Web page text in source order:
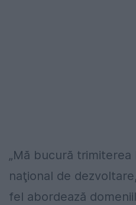
„Mă bucură
naţional de
fel abordează